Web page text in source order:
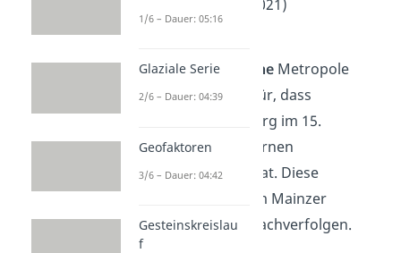
: 218.000 (2021)
Fläche
2
Die rheinland-pfälzische Metropole
Mainzist berühmt dafür, dass
Johannes Gutenberg im 15.
Jahrhundert den modernen
Buchdruckerfunden hat. Diese
Geschichte lässt sich im Mainzer
Gutenberg-Museum
nachverfolgen.
1/6 – Dauer: 05:16
Glaziale Serie
2/6 – Dauer: 04:39
Geofaktoren
3/6 – Dauer: 04:42
Gesteinskreislau
f